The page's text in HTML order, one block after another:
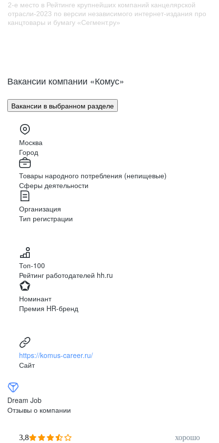
2-е место в Рейтинге крупнейших компаний канцелярской
отрасли-2023 по версии независимого интернет-издания про
канцтовары и бумагу «Cегмент.ру»
Вакансии компании «Комус»
Вакансии в выбранном разделе
Москва
Город
Товары народного потребления (непищевые)
Сферы деятельности
Организация
Тип регистрации
Топ-100
Рейтинг работодателей hh.ru
Номинант
Премия HR-бренд
https://komus-career.ru/
Сайт
Dream Job
Отзывы о компании
3,8
хорошо